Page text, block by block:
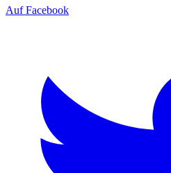
Auf Facebook